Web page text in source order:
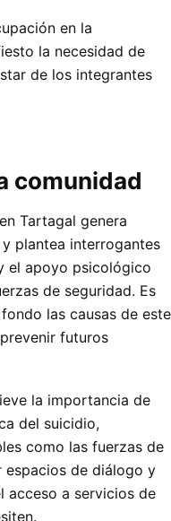
en la
la necesidad de
de los integrantes
comunidad
Tartagal genera
plantea interrogantes
el apoyo psicológico
de seguridad. Es
las causas de este
futuros
la importancia de
del suicidio,
como las fuerzas de
espacios de diálogo y
acceso a servicios de